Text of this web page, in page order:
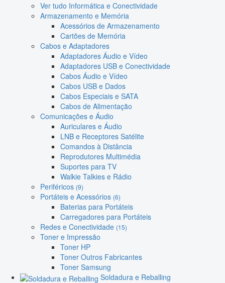
Ver tudo Informática e Conectividade
Armazenamento e Memória
Acessórios de Armazenamento
Cartões de Memória
Cabos e Adaptadores
Adaptadores Áudio e Vídeo
Adaptadores USB e Conectividade
Cabos Áudio e Vídeo
Cabos USB e Dados
Cabos Especiais e SATA
Cabos de Alimentação
Comunicações e Áudio
Auriculares e Áudio
LNB e Receptores Satélite
Comandos à Distância
Reprodutores Multimédia
Suportes para TV
Walkie Talkies e Rádio
Periféricos (9)
Portáteis e Acessórios (6)
Baterias para Portáteis
Carregadores para Portáteis
Redes e Conectividade (15)
Toner e Impressão
Toner HP
Toner Outros Fabricantes
Toner Samsung
Soldadura e Reballing